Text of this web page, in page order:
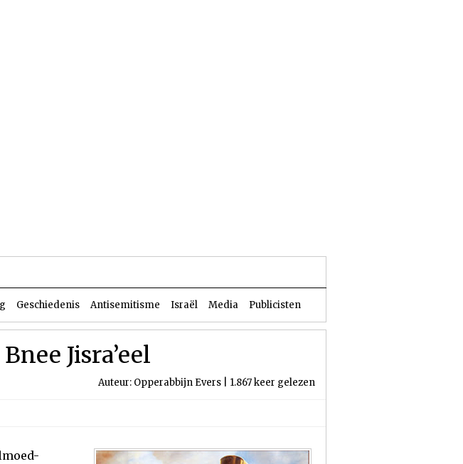
Geschiedenis Antisemitisme Israël Media Publicisten
Jisra’eel
Auteur: Opperabbijn Evers | 1.867 keer gelezen